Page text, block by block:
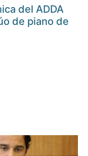
del ADDA
de piano de